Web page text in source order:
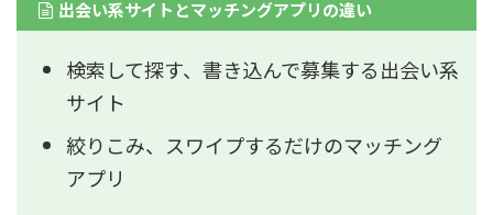
出会い系サイトとマッチングアプリの違い
検索して探す、書き込んで募集する出会い系
サイト
絞りこみ、スワイプするだけのマッチング
アプリ